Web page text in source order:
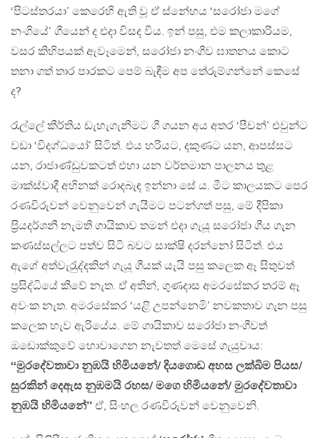
‘පිටස්තරයා’ කෙරෙහි ඇති වූ ඒ ස්නේහය ‘සරෝජා මගේ
නංගියේ’ ගීයෙන් ද එදා විසද විය. ඉන් පසු, එම කලාකාරියම,
වසර කිහිපයක් ඇවෑමෙන්, සරෝජා නංගීව ඝාතනය කොට
තනා ගත් තාර පාරකට පෙම් බැඳීම අප තේරුම්ගන්නේ කෙසේ
ද?
රැල්ලේ කීර්තිය ඩැහැගැනීමට ගී ගයන අය අතර ‘පීචන්’ එවුන්ට
වඩා ‘විදග්ධයෝ’ සිටිත්. එය හරියට, දකුණට යන, ආපස්සට
යන, රාජාණ්ඩුවකටත් එහා යන වර්තමාන පාලනය තුළ
මාක්ස්වාදී අහිනක් රොදබැඳ ඉන්නා සේ ය. මීට කාලයකට පෙර
රණවිරුවන් වෙනුවෙන් ගැයීමට පටන්ගත් පසු, මේ දීපිකා
ප‍්‍රියදර්ශනී නැමති ගායිකාව තමන් එදා ගැයූ සරෝජා ගීය ගැන
කණස්සල්ලට පත්ව සිටි බවට සාක්ෂි දරන්නෝ සිටිත්. එය
ඇගේ අත්වැරැුද්දකින් ගැයූ ගීයක් යැයි පසු කලෙක ඈ සිතුවත්
ප‍්‍රසිද්ධියේ කීවේ නැත. ඒ අතින්, ගුණදාස අමරසේකර තරම් ඈ
අවංක නැත. අමරසේකර ‘යළි උපන්නෙමි’ නවකතාව ගැන පසු
කලෙක හැව ඇරියේය. මේ ගායිකාව සරෝජා නංගීවත්
ඔඩොක්කුවේ හොවාගෙන නැවතත් මෙසේ ගැයුවාය:
‘‘මුරදේවතාවා නුඹයි හිමියනේ/ දියගොඩ අහස ලක්බිම පියස/
සුරකින් දෙඇස නුඹමයි රහස/ මගෙ හිමියනේ/ මුරදේවතාවා
නුඹයි හිමියනේ’’ ඒ, සිංහල රණවිරුවන් වෙනුවෙනි.